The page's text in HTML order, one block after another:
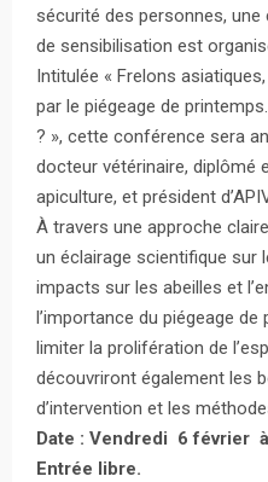
sécurité des personnes,
de sensibilisation est
Intitulée « Frelons
par le piégeage de
? », cette conférence sera
docteur vétérinaire, diplômé
apiculture, et président
À travers une approche
un éclairage scientifique sur
impacts sur les abeilles et
l’importance du piégeage
limiter la prolifération de
découvriront également les
d’intervention et les
Date : Vendredi 6 février
Entrée libre.